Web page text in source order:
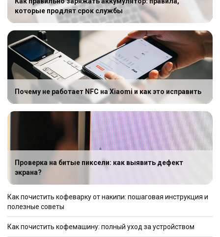
которые продлят срок службы
Почему не работает NFC на Xiaomi и как это исправить
Проверка на битые пиксели: как выявить дефект
экрана?
Как почистить кофеварку от накипи: пошаговая инструкция и
полезные советы
Как почистить кофемашину: полный уход за устройством